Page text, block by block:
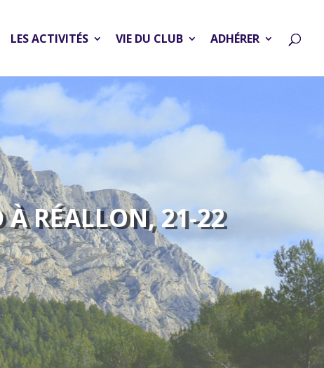
LES ACTIVITÉS VIE DU CLUB ADHÉRER
À RÉALLON, 21-22